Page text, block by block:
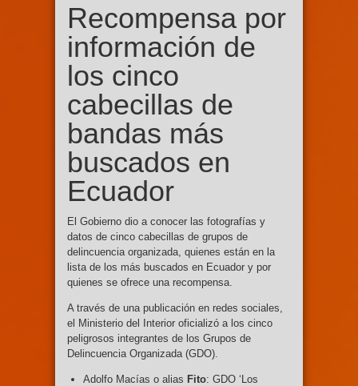
Recompensa por
información de
los cinco
cabecillas de
bandas más
buscados en
Ecuador
El Gobierno dio a conocer las fotografías y
datos de cinco cabecillas de grupos de
delincuencia organizada, quienes están en la
lista de los más buscados en Ecuador y por
quienes se ofrece una recompensa.
A través de una publicación en redes sociales,
el Ministerio del Interior oficializó a los cinco
peligrosos integrantes de los Grupos de
Delincuencia Organizada (GDO).
Adolfo Macías o alias Fito: GDO ‘Los